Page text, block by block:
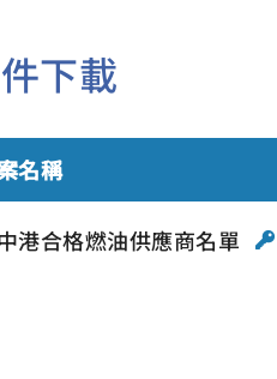
下載
名稱
港合格燃油供應商名單